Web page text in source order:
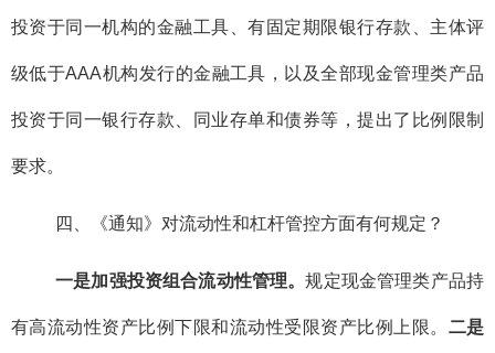
投资于同一机构的金融工具、有固定期限银行存款、主体评
级低于AAA机构发行的金融工具，以及全部现金管理类产品
投资于同一银行存款、同业存单和债券等，提出了比例限制
要求。
四、《通知》对流动性和杠杆管控方面有何规定？
一是加强投资组合流动性管理。规定现金管理类产品持
有高流动性资产比例下限和流动性受限资产比例上限。 二是